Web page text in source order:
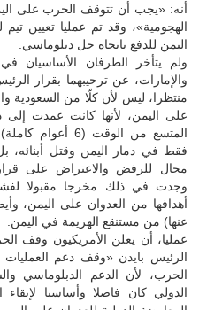
أنه: «يجب أن تتوقف الحرب على
الهجومية»، وقد تم عمليا تعيين تيم
اليمن للدفع باتجاه حل دبلوماسي.
ولم يتأخر الطرفان الأساسيان
والإمارات، عن ترحيبهما بقرار
منتظرا، ليس لأن كلّا من السعودية
على اليمن، لأنها كانت عمدت إلى
المتسع من الوقت
فقط في دمار اليمن وقتل أبنائه،
مجال للرفض والاعتراض على قرار
وجدت في ذلك مخرجا مقبولا
أهدافها من العدوان على اليمن،
عنها) من مستنقع الهزيمة في اليمن.
عمليا، أن يعلن الأمريكيون وقف
الرئيس بايدن «وقف دعم
الحرب، لأن الدعم الدبلوماسي
الدولي كان فاصلا وأساسيا لإبقاء